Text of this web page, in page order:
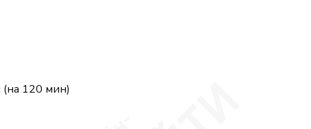
(на 120 мин)